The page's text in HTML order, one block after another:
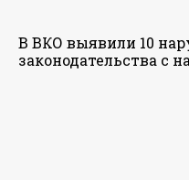
В ВКО выявили 10
законодательства с